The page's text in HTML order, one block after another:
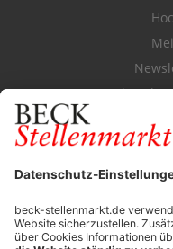
FÜR